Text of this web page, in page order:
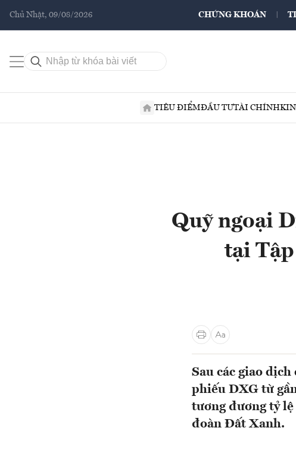
Chủ Nhật, 09/08/2026 CHỨNG KHOÁN
TIÊU ĐIỂMĐẦU TƯTÀI CHÍNH
Quỹ ngoại
tại
Sau các giao
phiếu DXG từ
tương đương tỷ
đoàn Đất Xanh.